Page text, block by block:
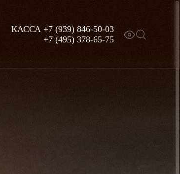
КАССА +7 (939) 846-50-03
+7 (495) 378-65-75